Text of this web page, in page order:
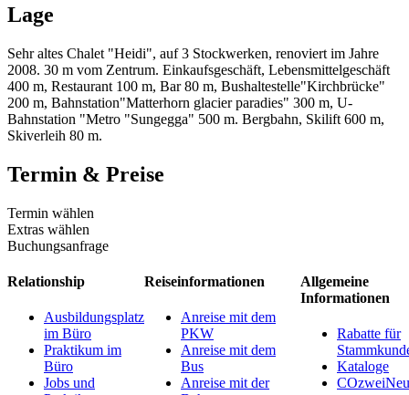
Lage
Sehr altes Chalet "Heidi", auf 3 Stockwerken, renoviert im Jahre
2008. 30 m vom Zentrum. Einkaufsgeschäft, Lebensmittelgeschäft
400 m, Restaurant 100 m, Bar 80 m, Bushaltestelle"Kirchbrücke"
200 m, Bahnstation"Matterhorn glacier paradies" 300 m, U-
Bahnstation "Metro "Sungegga" 500 m. Bergbahn, Skilift 600 m,
Skiverleih 80 m.
Termin & Preise
Termin wählen
Extras wählen
Buchungsanfrage
Relationship
Ausbildungsplatz
im Büro
Praktikum im
Büro
Jobs und
Reiseinformationen
Anreise mit dem
PKW
Anreise mit dem
Bus
Anreise mit der
Allgemeine
Informationen
Rabatte für
Kataloge